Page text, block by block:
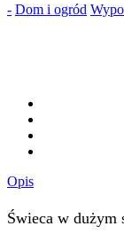
- Dom i ogród
Opis
Świeca w dużym